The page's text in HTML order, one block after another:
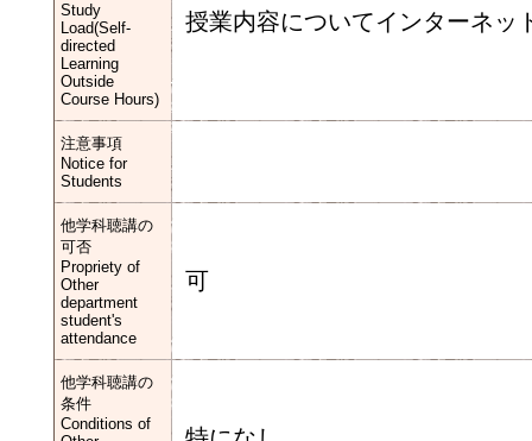
Study
Load(Self-
directed
Learning
Outside
Course Hours)
授業内容についてインターネッ
注意事項
Notice for
Students
他学科聴講の
可否
Propriety of
Other
department
student's
attendance
可
他学科聴講の
条件
Conditions of